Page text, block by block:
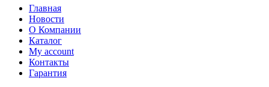
Главная
Новости
О Компании
Каталог
My account
Контакты
Гарантия